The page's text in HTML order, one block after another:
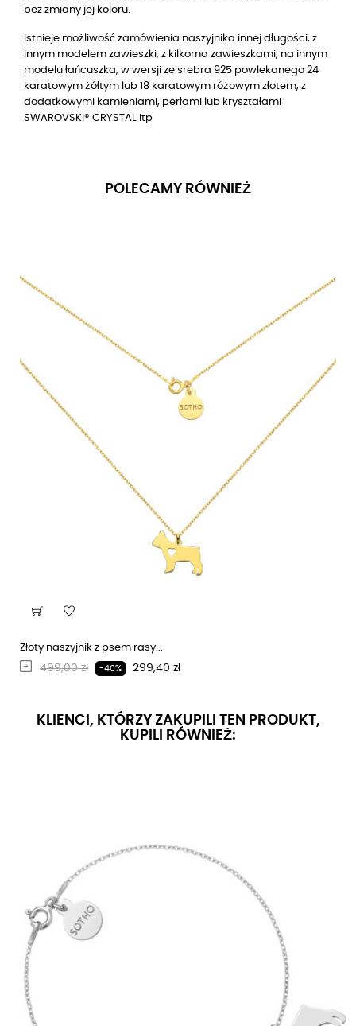
bez zmiany jej koloru.
Istnieje możliwość zamówienia naszyjnika innej długości, z
innym modelem zawieszki, z kilkoma zawieszkami, na innym
modelu łańcuszka, w wersji ze srebra 925 powlekanego 24
karatowym żółtym lub 18 karatowym różowym złotem, z
dodatkowymi kamieniami, perłami lub kryształami
SWAROVSKI® CRYSTAL itp
POLECAMY RÓWNIEŻ
Złoty naszyjnik z psem rasy...
Regularna cena
499,00 zł -40% Cena
299,40 zł
KLIENCI, KTÓRZY ZAKUPILI TEN PRODUKT,
KUPILI RÓWNIEŻ: